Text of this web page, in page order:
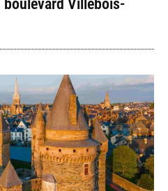
Villebois-